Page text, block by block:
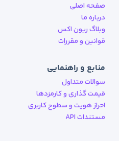
صفحه اصلی
درباره ما
وبلاگ ریون اکس
قوانین و مقررات
منابع و راهنمایی
سوالات متداول
قیمت گذاری و کارمزدها
احراز هویت و سطوح کاربری
مستندات API